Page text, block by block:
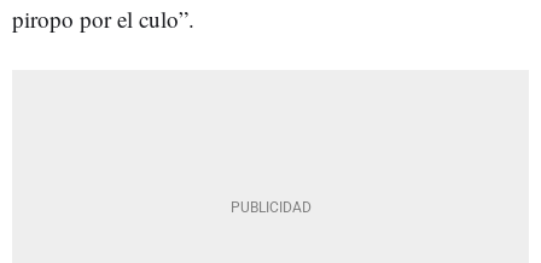
piropo por el culo”.